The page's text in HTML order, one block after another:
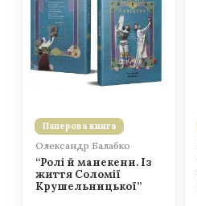
Паперова книга
Олександр Балабко
“Ролі й манекени. Із
життя Соломії
Крушельницької”